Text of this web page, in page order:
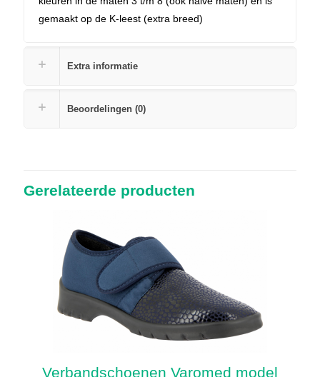
gemaakt op de K-leest (extra breed)
Extra informatie
Beoordelingen (0)
Gerelateerde producten
Verbandschoenen Varomed model